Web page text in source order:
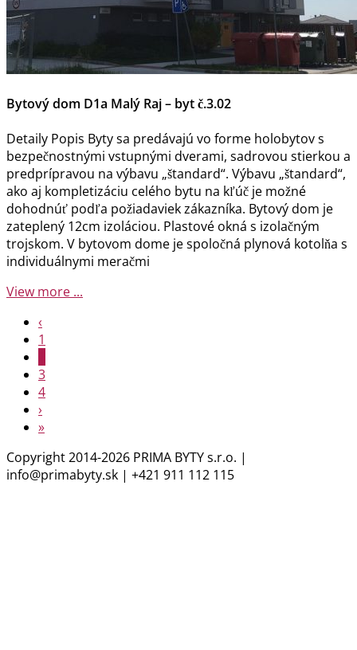
Bytový dom D1a Malý Raj – byt č.3.02
Detaily Popis Byty sa predávajú vo forme holobytov s
bezpečnostnými vstupnými dverami, sadrovou stierkou a
predprípravou na výbavu „štandard“. Výbavu „štandard“,
ako aj kompletizáciu celého bytu na kľúč je možné
dohodnúť podľa požiadaviek zákazníka. Bytový dom je
zateplený 12cm izoláciou. Plastové okná s izolačným
trojskom. V bytovom dome je spoločná plynová kotolňa s
individuálnymi meračmi
View more ...
‹
1
3
4
›
»
Copyright 2014-2026 PRIMA BYTY s.r.o. |
info@primabyty.sk | +421 911 112 115